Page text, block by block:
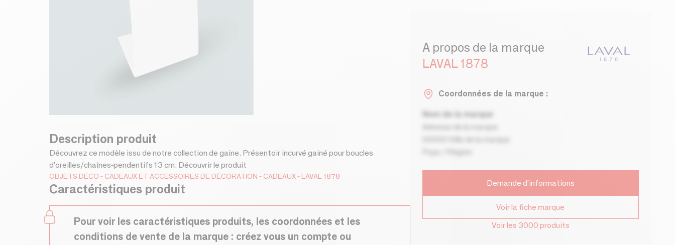
Description produit
Découvrez ce modèle issu de notre collection de gaine. Présentoir incurvé gainé pour boucles
d'oreilles/chaînes-pendentifs 13 cm. Découvrir le produit
OBJETS DÉCO CADEAUX ET ACCESSOIRES DE DÉCORATION CADEAUX LAVAL 1878
Caractéristiques produit
Pour voir les caractéristiques produits, les coordonnées et les
conditions de vente de la marque : créez vous un compte ou
A propos de la marque
LAVAL 1878
Coordonnées de la marque :
Nom de la marque
00000 Ville de la marque
Pays / Région
Demande d'informations
Voir la fiche marque
Voir les 3000 produits